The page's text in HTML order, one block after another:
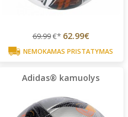
69.99€* 62.99€
NEMOKAMAS PRISTATYMAS
Adidas® kamuolys